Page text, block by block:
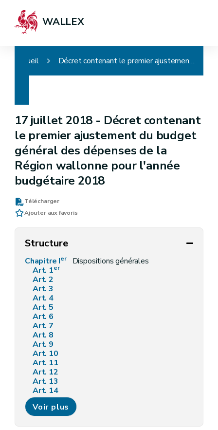
WALLEX
Accueil Décret contenant le premier ajustement du budget général des dépenses de la Région wallonne pour l'année budgétaire 2018
17 juillet 2018 - Décret contenant
le premier ajustement du budget
général des dépenses de la
Région wallonne pour l'année
budgétaire 2018
Télécharger
Ajouter aux favoris
Structure
Chapitre Ier
Dispositions générales
Art. 1er
Art. 2
Art. 3
Art. 4
Art. 5
Art. 6
Art. 7
Art. 8
Art. 9
Art. 10
Art. 11
Art. 12
Art. 13
Art. 14
Art. 15
Art. 16
Art. 17
Voir plus